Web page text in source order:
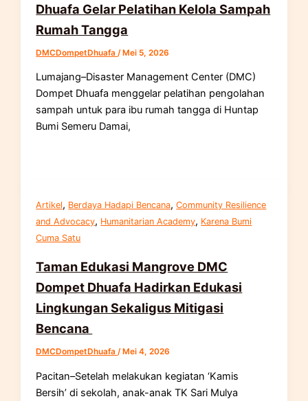
Dhuafa Gelar Pelatihan Kelola Sampah
Rumah Tangga
DMCDompetDhuafa /Mei 5, 2026
Lumajang–Disaster Management Center (DMC)
Dompet Dhuafa menggelar pelatihan pengolahan
sampah untuk para ibu rumah tangga di Huntap
Bumi Semeru Damai,
Artikel, Berdaya Hadapi Bencana,Community Resilience
and Advocacy, Humanitarian Academy, Karena Bumi
Cuma Satu
Taman Edukasi Mangrove DMC
Dompet Dhuafa Hadirkan Edukasi
Lingkungan Sekaligus Mitigasi
Bencana
DMCDompetDhuafa/ Mei 4, 2026
Pacitan–Setelah melakukan kegiatan ‘Kamis
Bersih’ di sekolah, anak-anak TK Sari Mulya